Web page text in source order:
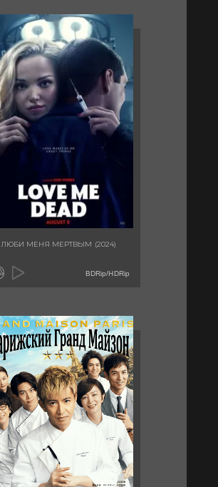
ЛЮБИ МЕНЯ МЕРТВЫМ (2024)
BDRip/HDRip